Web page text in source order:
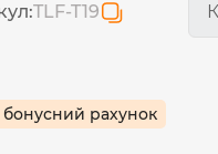
TLF-T19
бонусний рахунок